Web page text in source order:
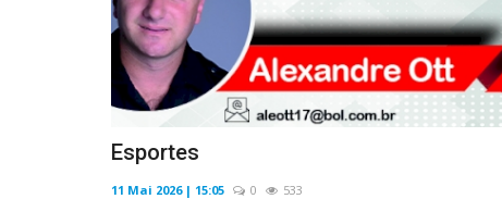
Esportes
11 Mai 2026 | 15:05 0 533